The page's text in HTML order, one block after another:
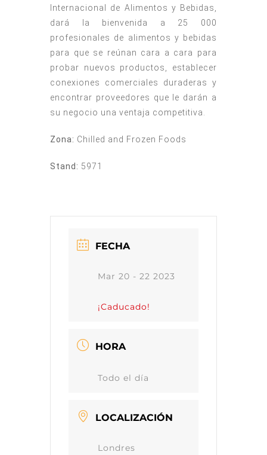
Internacional de Alimentos y Bebidas,
dará la bienvenida a 25 000
profesionales de alimentos y bebidas
para que se reúnan cara a cara para
probar nuevos productos, establecer
conexiones comerciales duraderas y
encontrar proveedores que le darán a
su negocio una ventaja competitiva.
Zona: Chilled and Frozen Foods
Stand: 5971
FECHA
Mar 20 - 22 2023
¡Caducado!
HORA
Todo el día
LOCALIZACIÓN
Londres